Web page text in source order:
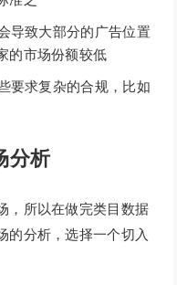
导致大部分的广告位置
的市场份额较低
要求复杂的合规，比如
分析
，所以在做完类目数据
的分析，选择一个切入